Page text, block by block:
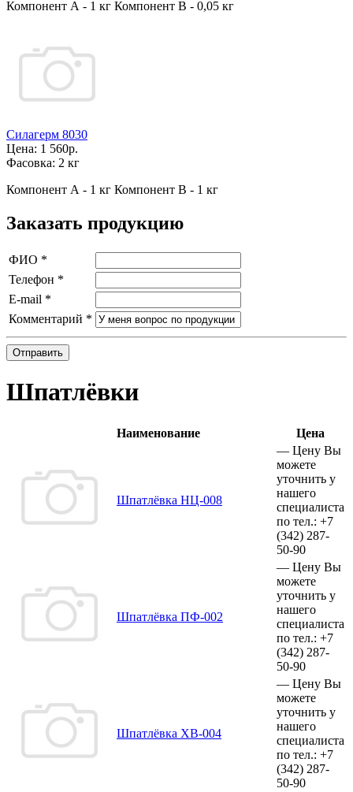
Компонент А - 1 кг Компонент В - 0,05 кг
Силагерм 8030
Цена: 1 560р.
Фасовка: 2 кг
Компонент А - 1 кг Компонент В - 1 кг
Заказать продукцию
ФИО *
Телефон *
E-mail *
Комментарий *
Отправить
Шпатлёвки
Наименование Цена
Шпатлёвка НЦ-008
— Цену Вы
можете
уточнить у
нашего
специалиста
по тел.: +7
(342) 287-
50-90
Шпатлёвка ПФ-002
— Цену Вы
можете
уточнить у
нашего
специалиста
по тел.: +7
(342) 287-
50-90
Шпатлёвка ХВ-004
— Цену Вы
можете
уточнить у
нашего
специалиста
по тел.: +7
(342) 287-
50-90